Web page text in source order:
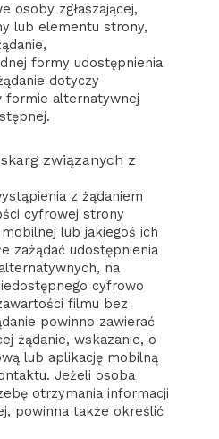
osoby zgłaszającej,
lub elementu strony,
formy udostępnienia
dotyczy
formie alternatywnej
związanych z
z żądaniem
cyfrowej strony
lub jakiegoś ich
zażądać udostępnienia
na
cyfrowo
filmu bez
powinno zawierać
żądanie, wskazanie, o
lub aplikację mobilną
Jeżeli osoba
otrzymania informacji
powinna także określić